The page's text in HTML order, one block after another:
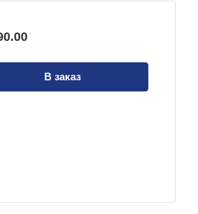
В заказ